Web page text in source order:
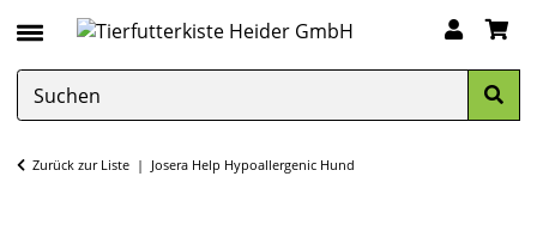
Zurück zur Liste Josera Help Hypoallergenic Hund